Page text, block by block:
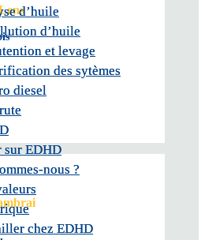
d’huile
d’huile
et levage
des sytèmes
diesel
sur EDHD
nous ?
chez EDHD
d’huile
d’huile
et levage
des sytèmes
diesel
sur EDHD
nous ?
chez EDHD